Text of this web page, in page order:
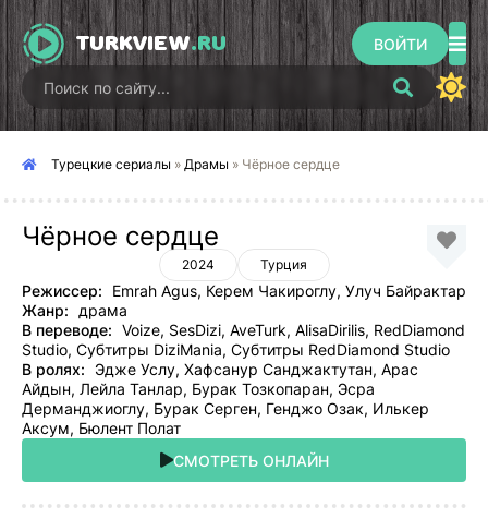
TURKVIEW.RU ВОЙТИ
Турецкие сериалы » Драмы » Чёрное сердце
Чёрное сердце
2024 Турция
Режиссер:
Emrah Agus, Керем Чакироглу, Улуч Байрактар
Жанр:
драма
В переводе: Voize, SesDizi, AveTurk, AlisaDirilis, RedDiamond
Studio, Субтитры DiziMania, Субтитры RedDiamond Studio
В ролях:
Эдже Услу, Хафсанур Санджактутан, Арас
Айдын, Лейла Танлар, Бурак Тозкопаран, Эсра
Дерманджиоглу, Бурак Серген, Генджо Озак, Илькер
Аксум, Бюлент Полат
СМОТРЕТЬ ОНЛАЙН